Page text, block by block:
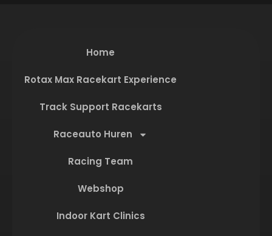
Home
Rotax Max Racekart Experience
Track Support Racekarts
Raceauto Huren
Racing Team
Webshop
Indoor Kart Clinics